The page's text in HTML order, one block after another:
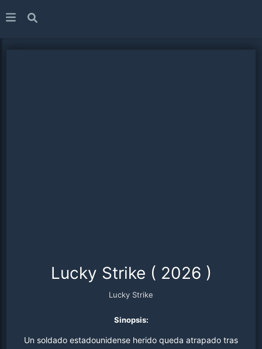
Lucky Strike ( 2026 )
Lucky Strike
Sinopsis:
Un soldado estadounidense herido queda atrapado tras